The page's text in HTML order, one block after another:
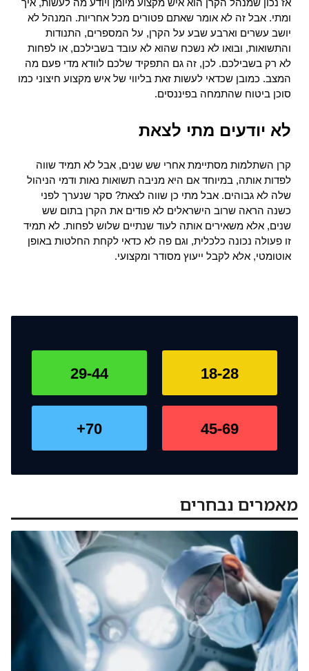
סוכן ביטוח שהתמחה בפיננסים.
לא יודעים מתי לצאת
אוטומטי, אלא לקבל ייעוץ מסודר ומקצועי.
18-28
29-44
45-69
70+
מאמרים נבחרים